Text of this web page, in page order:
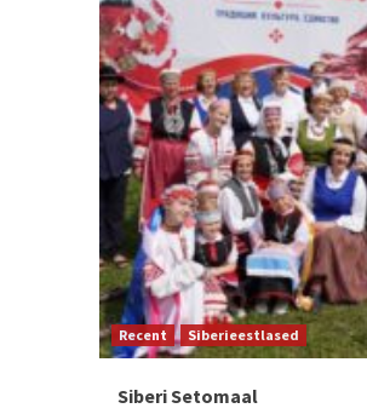
Recent Siberieestlased
Siberi Setomaal